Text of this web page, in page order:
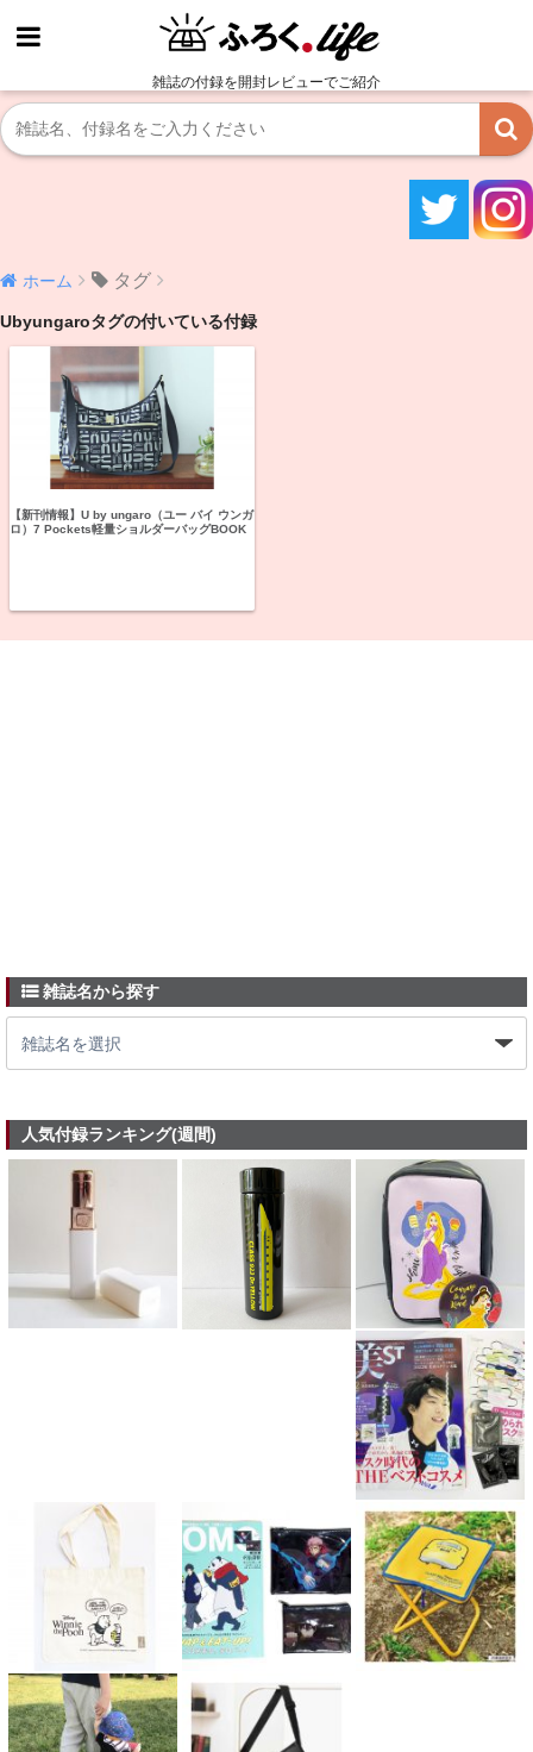
雑誌の付録を開封レビューでご紹介
ホーム タグ
Ubyungaroタグの付いている付録
【新刊情報】U by ungaro（ユー バイ ウンガ
ロ）7 Pockets軽量ショルダーバッグBOOK
雑誌名から探す
人気付録ランキング(週間)